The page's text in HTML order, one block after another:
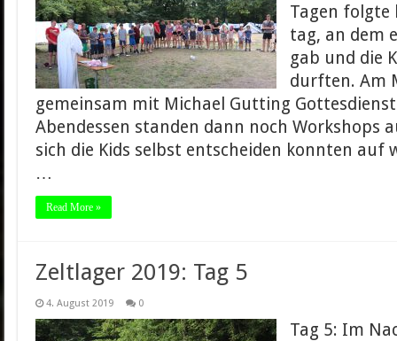
Tagen folgte
tag, an dem
gab und die
durften. Am
gemeinsam mit Michael Gutting
Abendessen standen dann noch Workshops
sich die Kids selbst entscheiden konnten auf
…
Read More »
Zeltlager 2019: Tag 5
4. August 2019 0
Tag 5: Im